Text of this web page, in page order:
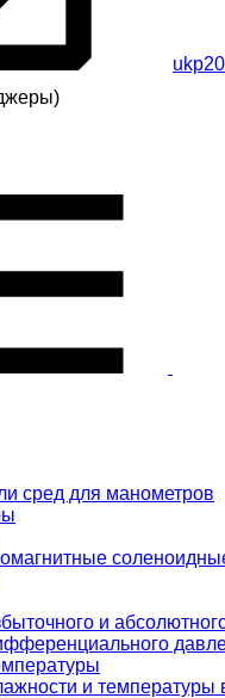
сред для манометров
и
и температуры